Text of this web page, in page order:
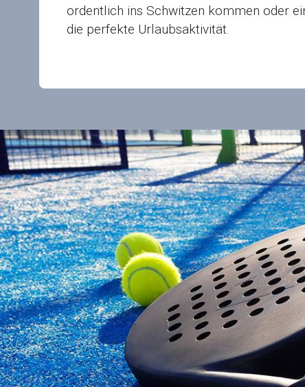
ordentlich ins Schwitzen kommen oder
die perfekte Urlaubsaktivität.